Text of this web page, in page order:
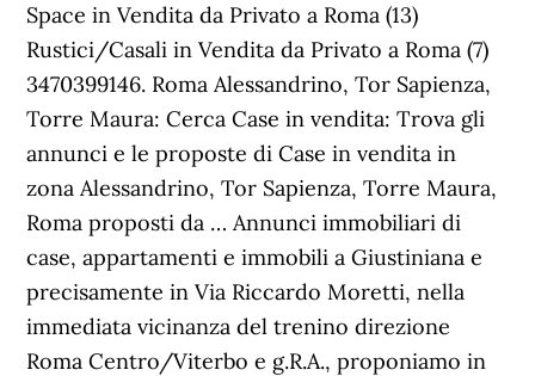
Space in Vendita da Privato a Roma (13)
Rustici/Casali in Vendita da Privato a Roma (7)
3470399146. Roma Alessandrino, Tor Sapienza,
Torre Maura: Cerca Case in vendita: Trova gli
annunci e le proposte di Case in vendita in
zona Alessandrino, Tor Sapienza, Torre Maura,
Roma proposti da … Annunci immobiliari di
case, appartamenti e immobili a Giustiniana e
precisamente in Via Riccardo Moretti, nella
immediata vicinanza del trenino direzione
Roma Centro/Viterbo e g.R.A., proponiamo in